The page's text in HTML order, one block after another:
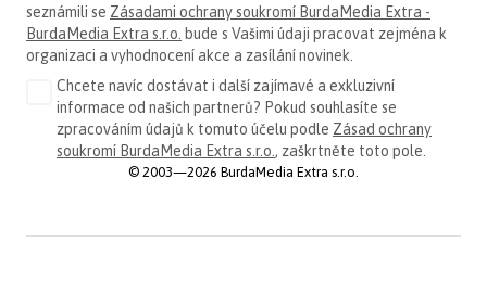
seznámili se Zásadami ochrany soukromí BurdaMedia Extra -
BurdaMedia Extra s.r.o. bude s Vašimi údaji pracovat zejména k
organizaci a vyhodnocení akce a zasílání novinek.
Chcete navíc dostávat i další zajímavé a exkluzivní
informace od našich partnerů? Pokud souhlasíte se
zpracováním údajů k tomuto účelu podle Zásad ochrany
soukromí BurdaMedia Extra s.r.o. , zaškrtněte toto pole.
© 2003—2026 BurdaMedia Extra s.r.o.